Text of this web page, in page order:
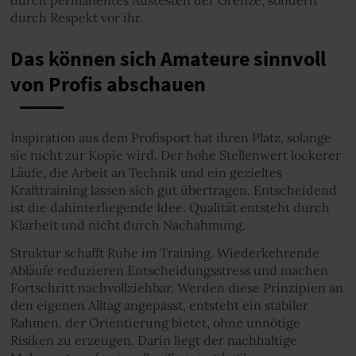
durch Respekt vor ihr.
Das können sich Amateure sinnvoll
von Profis abschauen
Inspiration aus dem Profisport hat ihren Platz, solange
sie nicht zur Kopie wird. Der hohe Stellenwert lockerer
Läufe, die Arbeit an Technik und ein gezieltes
Krafttraining lassen sich gut übertragen. Entscheidend
ist die dahinterliegende Idee. Qualität entsteht durch
Klarheit und nicht durch Nachahmung.
Struktur schafft Ruhe im Training. Wiederkehrende
Abläufe reduzieren Entscheidungsstress und machen
Fortschritt nachvollziehbar. Werden diese Prinzipien an
den eigenen Alltag angepasst, entsteht ein stabiler
Rahmen, der Orientierung bietet, ohne unnötige
Risiken zu erzeugen. Darin liegt der nachhaltige